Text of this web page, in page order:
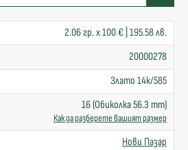
2.06 гр. x 100 € | 195.58 лв.
20000278
Злато 14к/585
16 (Обиколка 56.3 mm)
Как да разберете вашият размер
Нови Пазар